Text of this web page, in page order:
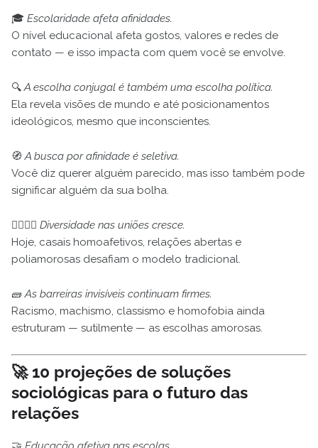
🎓 Escolaridade afeta afinidades.
O nível educacional afeta gostos, valores e redes de
contato — e isso impacta com quem você se envolve.
🔍A escolha conjugal é também uma escolha política.
Ela revela visões de mundo e até posicionamentos
ideológicos, mesmo que inconscientes.
🧭A busca por afinidade é seletiva.
Você diz querer alguém parecido, mas isso também pode
significar alguém da sua bolha.
👩‍❤️‍💋‍👩 Diversidade nas uniões cresce.
Hoje, casais homoafetivos, relações abertas e
poliamorosas desafiam o modelo tradicional.
🧱As barreiras invisíveis continuam firmes.
Racismo, machismo, classismo e homofobia ainda
estruturam — sutilmente — as escolhas amorosas.
🚀 10 projeções de soluções
sociológicas para o futuro das
relações